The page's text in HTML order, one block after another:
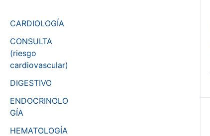
CARDIOLOGÍA
CONSULTA
(riesgo
cardiovascular)
DIGESTIVO
ENDOCRINOLO
GÍA
HEMATOLOGÍA